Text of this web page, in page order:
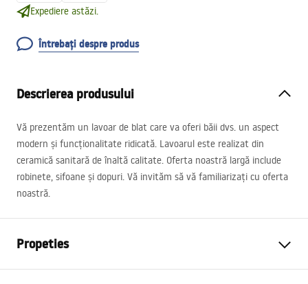
Expediere astăzi.
Întrebați despre produs
Descrierea produsului
Vă prezentăm un lavoar de blat care va oferi băii dvs. un aspect
modern și funcționalitate ridicată. Lavoarul este realizat din
ceramică sanitară de înaltă calitate. Oferta noastră largă include
robinete, sifoane și dopuri. Vă invităm să vă familiarizați cu oferta
noastră.
Propeties